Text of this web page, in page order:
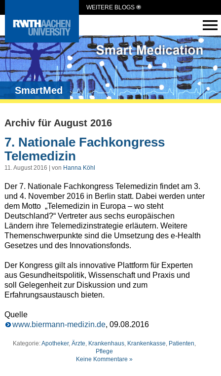
WEITERE BLOGS
SmartMed
Archiv für August 2016
7. Nationale Fachkongress
Telemedizin
11. August 2016 | von Hanna Köhl
Der 7. Nationale Fachkongress Telemedizin findet am 3.
und 4. November 2016 in Berlin statt. Dabei werden unter
dem Motto „Telemedizin in Europa – wo steht
Deutschland?“ Vertreter aus sechs europäischen
Ländern ihre Telemedizinstrategie erläutern. Weitere
Themenschwerpunkte sind die Umsetzung des e-Health
Gesetzes und des Innovationsfonds.
Der Kongress gilt als innovative Plattform für Experten
aus Gesundheitspolitik, Wissenschaft und Praxis und
soll Gelegenheit zur Diskussion und zum
Erfahrungsaustausch bieten.
Quelle
www.biermann-medizin.de, 09.08.2016
Kategorie:Apotheker,Ärzte, Krankenhaus, Krankenkasse, Patienten,
Pflege
Keine Kommentare »